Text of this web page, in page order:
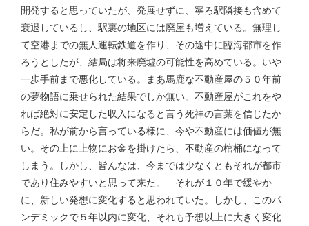
開発すると思っていたが、発展せずに、寧ろ駅隣接も含めて
衰退しているし、駅裏の地区には廃屋も増えている。無理し
て空港までの無人運転鉄道を作り、その途中に臨海都市を作
ろうとしたが、結局は将来廃墟の可能性を高めている。いや
一歩手前まで悪化している。まあ馬鹿な不動産屋の５０年前
の夢物語に乗せられた結果でしか無い。不動産屋がこれをや
れば絶対に安定した収入になると言う死神の言葉を信じたか
らだ。私が前から言っている様に、今や不動産には価値が無
い。その上に上物にお金を掛けたら、不動産の棺桶になって
しまう。しかし、皆んなは、今までは少なくともそれが都市
であり住みやすいと思って来た。 それが１０年で緩やか
に、新しい発想に変化すると思われていた。しかし、このパ
ンデミックで５年以内に変化、それも予想以上に大きく変化